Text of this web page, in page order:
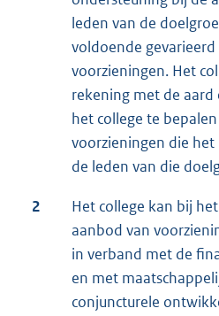
leden van de
voldoende
voorzieningen. Het
rekening met de
het college te
voorzieningen die
de leden van die
2
Het college kan bij
aanbod van
in verband met de
en met
conjuncturele